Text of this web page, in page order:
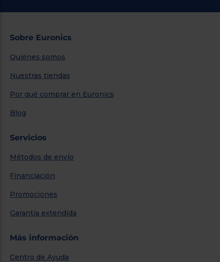
Sobre Euronics
Quiénes somos
Nuestras tiendas
Por qué comprar en Euronics
Blog
Servicios
Métodos de envío
Financiación
Promociones
Garantía extendida
Más información
Centro de Ayuda